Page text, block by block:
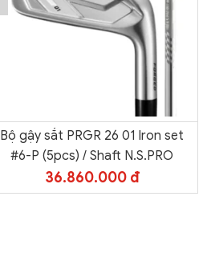
Bộ gậy sắt PRGR 26 01 Iron set
#6-P (5pcs) / Shaft N.S.PRO
36.860.000 đ